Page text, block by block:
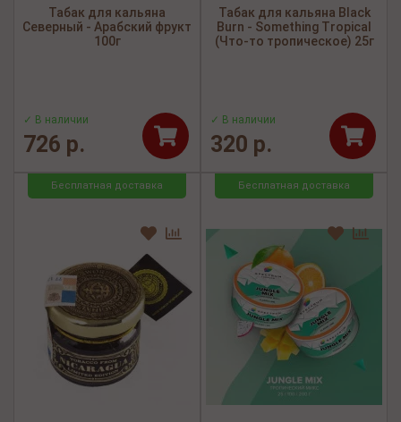
Табак для кальяна
Северный - Арабский фрукт
100г
✓ В наличии
726 р.
Табак для кальяна Black
Burn - Something Tropical
(Что-то тропическое) 25г
✓ В наличии
320 р.
Бесплатная доставка Бесплатная доставка